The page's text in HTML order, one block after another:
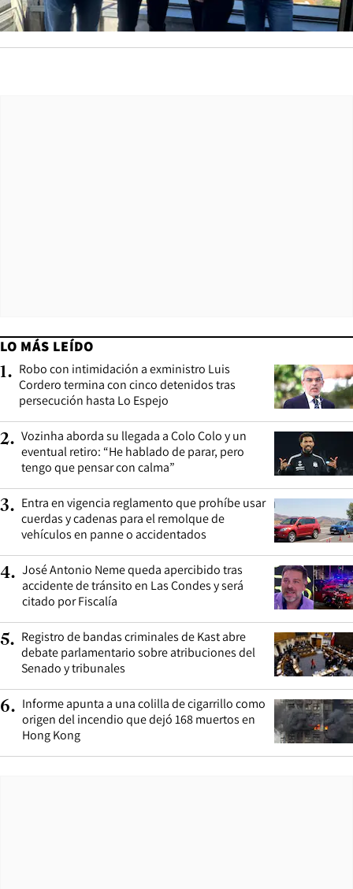
LO MÁS LEÍDO
1. Robo con intimidación a exministro Luis
Cordero termina con cinco detenidos tras
persecución hasta Lo Espejo
2. Vozinha aborda su llegada a Colo Colo y un
eventual retiro: “He hablado de parar, pero
tengo que pensar con calma”
3. Entra en vigencia reglamento que prohíbe usar
cuerdas y cadenas para el remolque de
vehículos en panne o accidentados
4. José Antonio Neme queda apercibido tras
accidente de tránsito en Las Condes y será
citado por Fiscalía
5. Registro de bandas criminales de Kast abre
debate parlamentario sobre atribuciones del
Senado y tribunales
6. Informe apunta a una colilla de cigarrillo como
origen del incendio que dejó 168 muertos en
Hong Kong